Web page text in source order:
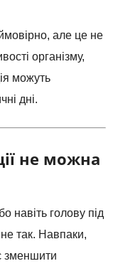
але це не
організму,
можуть
дні.
не можна
навіть голову під
так. Навпаки,
зменшити